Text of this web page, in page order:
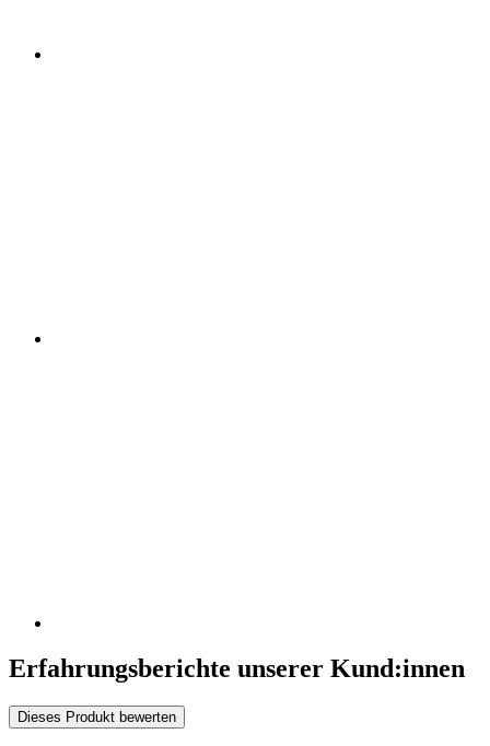
Erfahrungsberichte unserer Kund:innen
Dieses Produkt bewerten